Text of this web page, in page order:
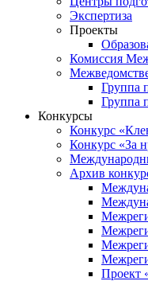
Экспертиза
Проекты
Комиссия
Группа
Группа
Конкурсы
Конкурс
Конкурс «За
Архив
Проект